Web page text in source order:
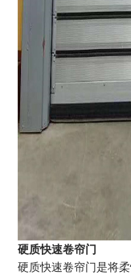
硬质快速卷帘门
硬质快速卷帘门是将